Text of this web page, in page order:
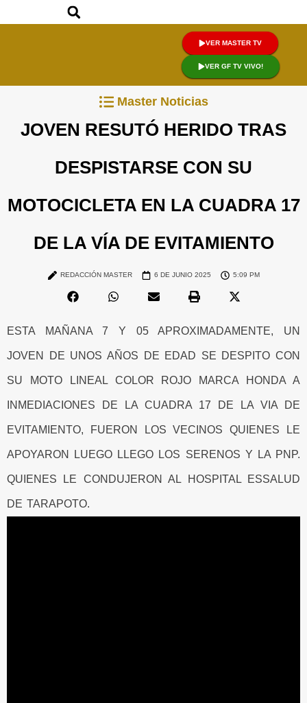
VER MASTER TV
VER GF TV VIVO!
Master Noticias
JOVEN RESUTÓ HERIDO TRAS
DESPISTARSE CON SU
MOTOCICLETA EN LA CUADRA 17
DE LA VÍA DE EVITAMIENTO
REDACCIÓN MASTER 6 DE JUNIO 2025 5:09 PM
ESTA MAÑANA 7 Y 05 APROXIMADAMENTE, UN
JOVEN DE UNOS AÑOS DE EDAD SE DESPITO CON
SU MOTO LINEAL COLOR ROJO MARCA HONDA A
INMEDIACIONES DE LA CUADRA 17 DE LA VIA DE
EVITAMIENTO, FUERON LOS VECINOS QUIENES LE
APOYARON LUEGO LLEGO LOS SERENOS Y LA PNP.
QUIENES LE CONDUJERON AL HOSPITAL ESSALUD
DE TARAPOTO.